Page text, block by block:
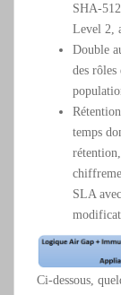
SHA-
Level 2,
Double
des
temps
SLA
Ci-dessous,